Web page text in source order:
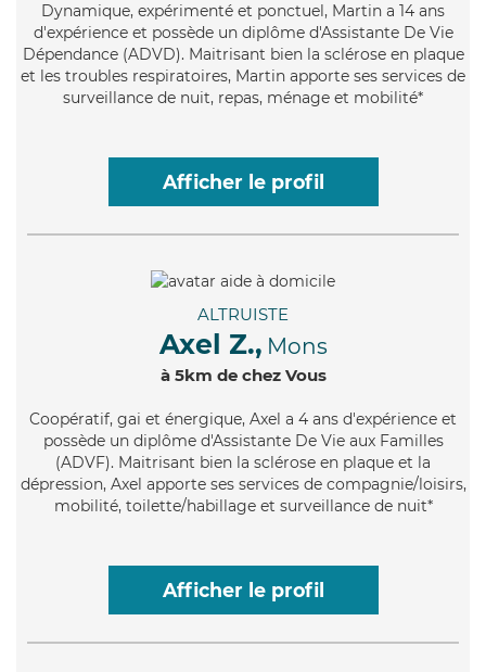
Dynamique, expérimenté et ponctuel, Martin a 14 ans
d'expérience et possède un diplôme d'Assistante De Vie
Dépendance (ADVD). Maitrisant bien la sclérose en plaque
et les troubles respiratoires, Martin apporte ses services de
surveillance de nuit, repas, ménage et mobilité*
Afficher le profil
ALTRUISTE
Axel Z., Mons
à 5km de chez Vous
Coopératif, gai et énergique, Axel a 4 ans d'expérience et
possède un diplôme d'Assistante De Vie aux Familles
(ADVF). Maitrisant bien la sclérose en plaque et la
dépression, Axel apporte ses services de compagnie/loisirs,
mobilité, toilette/habillage et surveillance de nuit*
Afficher le profil